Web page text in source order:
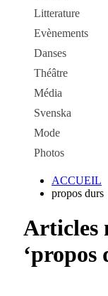
Litterature
Evènements
Danses
Théâtre
Média
Svenska
Mode
Photos
ACCUEIL
propos durs
Articles
‘propos